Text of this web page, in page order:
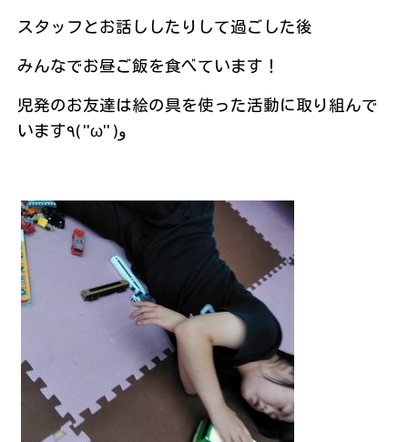
スタッフとお話ししたりして過ごした後
みんなでお昼ご飯を食べています！
児発のお友達は絵の具を使った活動に取り組んで
います٩( ''ω'' )و